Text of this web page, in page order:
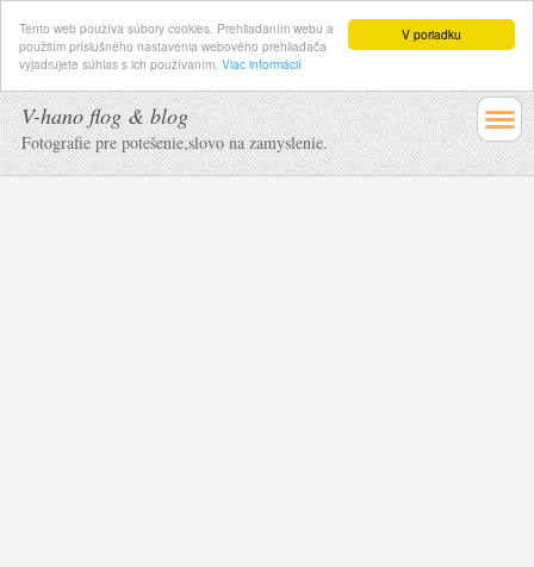
V poriadku
Tento web používa súbory cookies. Prehliadaním webu a
použitím príslušného nastavenia webového prehliadača
vyjadrujete súhlas s ich používaním. Viac informácií
V-hano flog & blog
Fotografie pre potešenie,slovo na zamyslenie.